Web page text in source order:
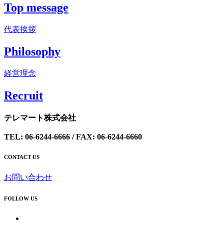
Top message
代表挨拶
Philosophy
経営理念
Recruit
テレマート株式会社
TEL: 06-6244-6666 / FAX: 06-6244-6660
CONTACT US
お問い合わせ
FOLLOW US